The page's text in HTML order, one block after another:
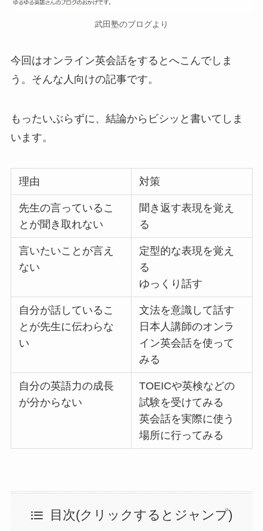
武田塾のブログより
今回はオンライン英会話をするとへこんでしま
う。そんな人向けの記事です。
もったいぶらずに、結論からビシッと書いてしま
います。
理由 対策
先生の言っているこ
とが聞き取れない
聞き返す表現を覚え
る
言いたいことが言え
ない
定型的な表現を覚え
る
ゆっくり話す
自分が話しているこ
とが先生に伝わらな
い
文法を意識して話す
日本人講師のオンラ
イン英会話を使って
みる
自分の英語力の成長
が分からない
TOEICや英検などの
試験を受けてみる
英会話を実際に使う
場所に行ってみる
目次(クリックするとジャンプ)